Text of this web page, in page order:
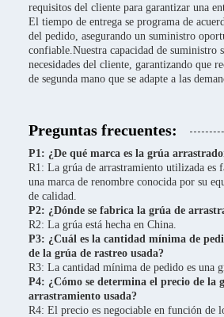
requisitos del cliente para garantizar una
El tiempo de entrega se programa de
del pedido, asegurando un suministro
confiable.Nuestra capacidad de suministro
necesidades del cliente, garantizando que
de segunda mano que se adapte a las
Preguntas frecuentes:
P1: ¿De qué marca es la grúa
R1: La grúa de arrastramiento utilizada es
una marca de renombre conocida por su
de calidad.
P2: ¿Dónde se fabrica la grúa de
R2: La grúa está hecha en China.
P3: ¿Cuál es la cantidad mínima de
de la grúa de rastreo usada?
R3: La cantidad mínima de pedido es una
P4: ¿Cómo se determina el precio de la
arrastramiento usada?
R4: El precio es negociable en función de